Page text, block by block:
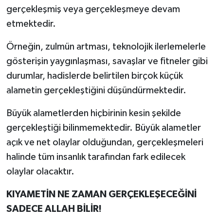
gerçekleşmiş veya gerçekleşmeye devam
etmektedir.
Örneğin, zulmün artması, teknolojik ilerlemelerle
gösterişin yaygınlaşması, savaşlar ve fitneler gibi
durumlar, hadislerde belirtilen birçok küçük
alametin gerçekleştiğini düşündürmektedir.
Büyük alametlerden hiçbirinin kesin şekilde
gerçekleştiği bilinmemektedir. Büyük alametler
açık ve net olaylar olduğundan, gerçekleşmeleri
halinde tüm insanlık tarafından fark edilecek
olaylar olacaktır.
KIYAMETİN NE ZAMAN GERÇEKLEŞECEĞİNİ
SADECE ALLAH BİLİR!